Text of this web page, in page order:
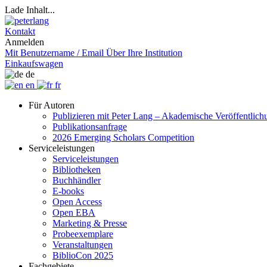
Lade Inhalt...
Kontakt
Anmelden
Mit Benutzername / Email Über Ihre Institution
Einkaufswagen
de
en
fr
Für Autoren
Publizieren mit Peter Lang – Akademische
Publikationsanfrage
2026 Emerging Scholars Competition
Serviceleistungen
Serviceleistungen
Bibliotheken
Buchhändler
E-books
Open Access
Open EBA
Marketing & Presse
Probeexemplare
Veranstaltungen
BiblioCon 2025